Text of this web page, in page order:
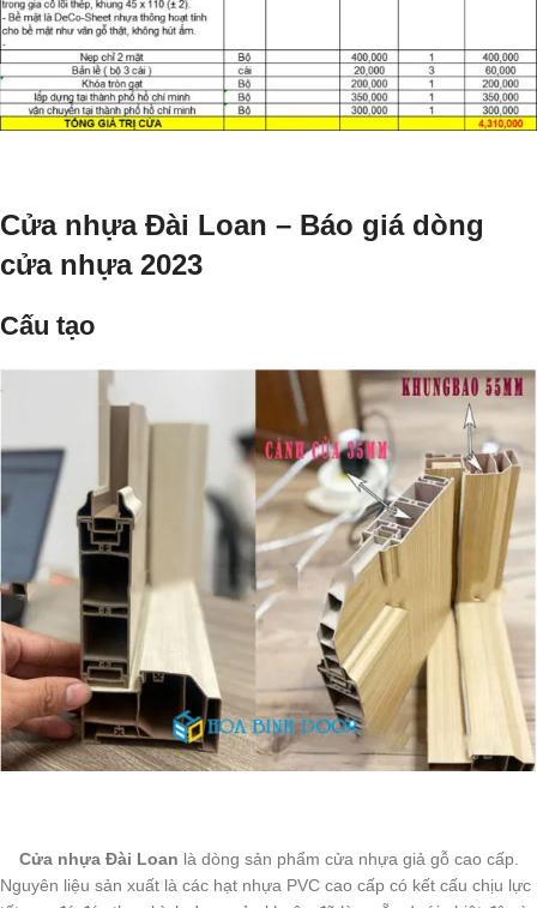
Cửa nhựa Đài Loan – Báo giá dòng
cửa nhựa 2023
Cấu tạo
Cửa nhựa Đài Loan là dòng sản phẩm cửa nhựa giả gỗ cao cấp.
Nguyên liệu sản xuất là các hạt nhựa PVC cao cấp có kết cấu chịu lực